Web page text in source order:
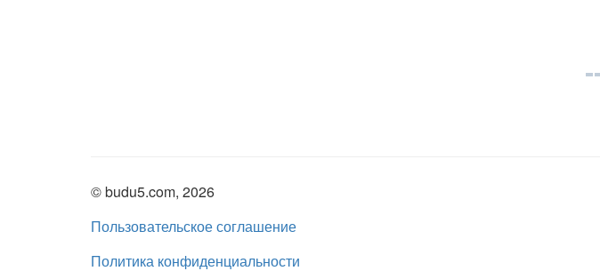
© budu5.com, 2026
Пользовательское соглашение
Политика конфиденциальности